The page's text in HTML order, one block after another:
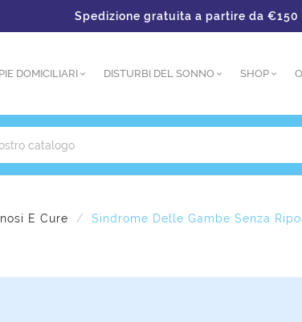
Spedizione gratuita a partire da €150 –
DOMICILIARI DISTURBI DEL SONNO SHOP
E Cure Sindrome Delle Gambe Senza